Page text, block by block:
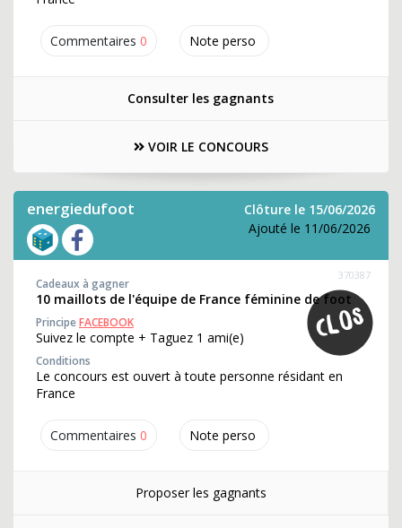
Commentaires 0 Note perso
Consulter les gagnants
VOIR LE CONCOURS
energiedufoot
Clôture le 15/06/2026
Ajouté le 11/06/2026
Commentaires 0 Note perso
370387
Cadeaux à gagner
10 maillots de l'équipe de France féminine de foot
PrincipeFACEBOOK
Suivez le compte + Taguez 1 ami(e)
Conditions
Le concours est ouvert à toute personne résidant en
France
Proposer les gagnants